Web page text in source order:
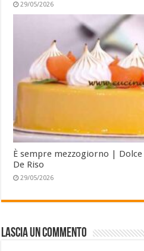
29/05/2026
È sempre mezzogiorno |
De Riso
29/05/2026
Lascia un commento